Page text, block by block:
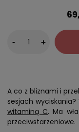
- +
A co z bliznami i
sesjach
witaminą C. Ma
przeciwstarzeniowe.